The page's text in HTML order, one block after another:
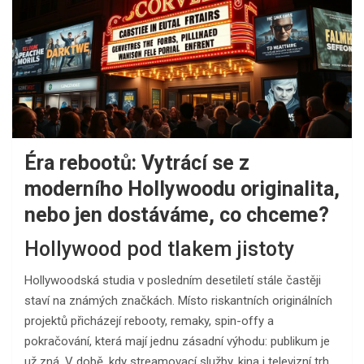
Éra rebootů: Vytrácí se z
moderního Hollywoodu originalita,
nebo jen dostáváme, co chceme?
Hollywood pod tlakem jistoty
Hollywoodská studia v posledním desetiletí stále častěji
staví na známých značkách. Místo riskantních originálních
projektů přicházejí rebooty, remaky, spin-offy a
pokračování, která mají jednu zásadní výhodu: publikum je